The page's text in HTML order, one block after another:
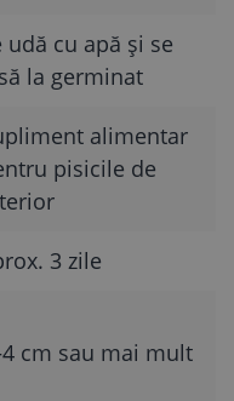
udă cu apă și se
la germinat
alimentar
pisicile de
3 zile
cm sau mai mult